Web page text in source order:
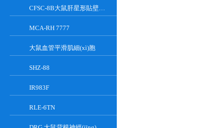
CFSC-8B大鼠肝星形貼壁細(xì)胞系
MCA-RH 7777
大鼠血管平滑肌細(xì)胞
SHZ-88
IR983F
RLE-6TN